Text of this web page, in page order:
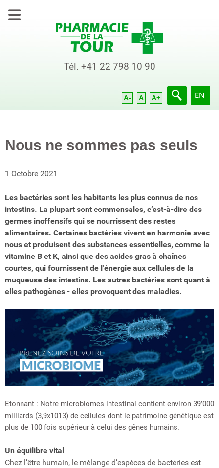
Tél. +41 22 798 10 90
A- A A+ EN
Nous ne sommes pas seuls
1 Octobre 2021
Les bactéries sont les habitants les plus connus de nos
intestins. La plupart sont commensales, c’est-à-dire des
germes inoffensifs qui se nourrissent des restes
alimentaires. Certaines bactéries vivent en harmonie avec
nous et produisent des substances essentielles, comme la
vitamine B et K, ainsi que des acides gras à chaînes
courtes, qui fournissent de l’énergie aux cellules de la
muqueuse des intestins. Les autres bactéries sont quant à
elles pathogènes - elles provoquent des maladies.
Etonnant : Notre microbiomes intestinal contient environ 39’000
milliards (3,9x1013) de cellules dont le patrimoine génétique est
plus de 100 fois supérieur à celui des gênes humains.
Un équilibre vital
Chez l’être humain, le mélange d’espèces de bactéries est